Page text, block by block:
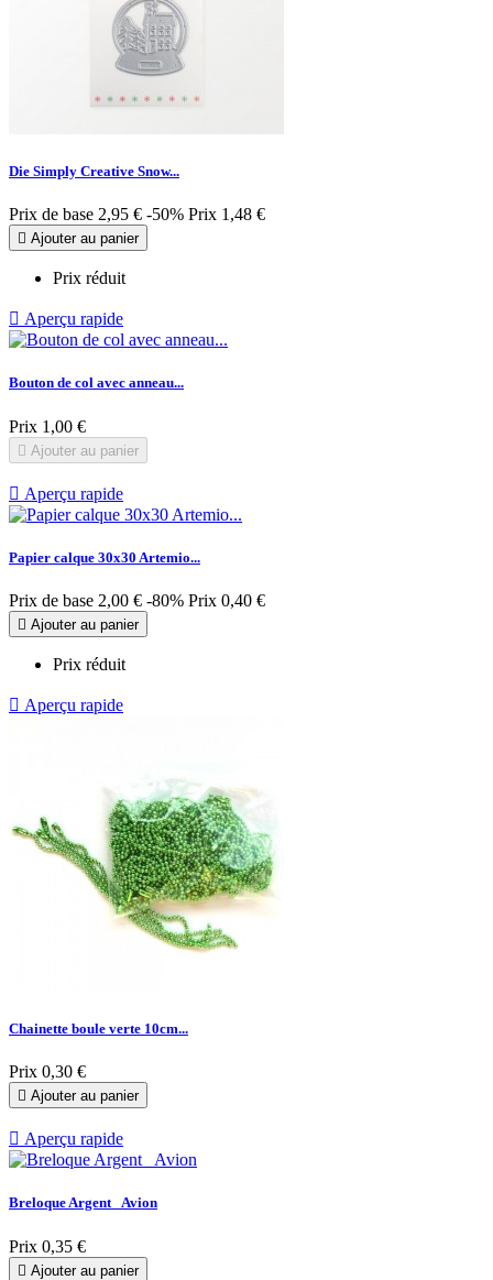
Die Simply Creative Snow...
Prix de base 2,95 € -50% Prix 1,48 €
 Ajouter au panier
Prix réduit
 Aperçu rapide
Bouton de col avec anneau...
Prix 1,00 €
 Ajouter au panier
 Aperçu rapide
Papier calque 30x30 Artemio...
Prix de base 2,00 € -80% Prix 0,40 €
 Ajouter au panier
Prix réduit
 Aperçu rapide
Chainette boule verte 10cm...
Prix 0,30 €
 Ajouter au panier
 Aperçu rapide
Breloque Argent_ Avion
Prix 0,35 €
 Ajouter au panier